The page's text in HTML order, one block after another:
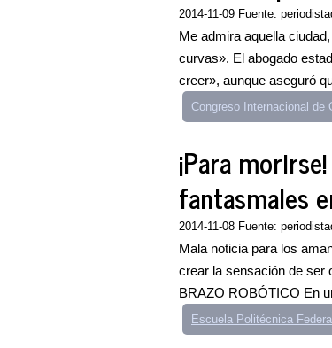
2014-11-09 Fuente:
Me admira aquella
curvas». El abogado
creer», aunque aseguró
Congreso Internacional de
¡Para
fantasmales
2014-11-08 Fuente:
Mala noticia para los
crear la sensación de ser
BRAZO ROBÓTICO En
Escuela Politécnica